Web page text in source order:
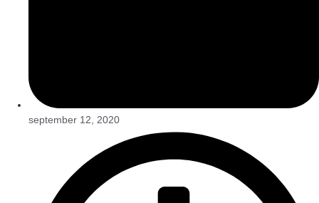
september 12, 2020